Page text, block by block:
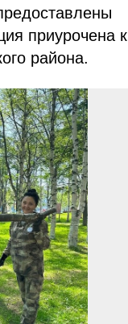
приурочена к
района.